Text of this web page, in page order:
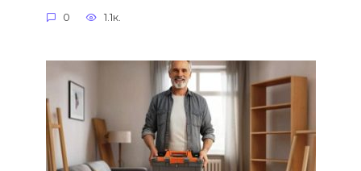
0 1.1к.